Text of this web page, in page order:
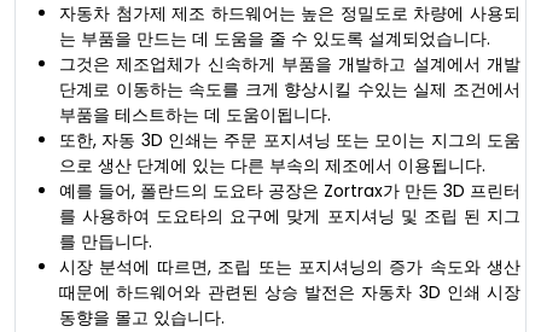
자동차 첨가제 제조 하드웨어는 높은 정밀도로 차량에 사용되
는 부품을 만드는 데 도움을 줄 수 있도록 설계되었습니다.
그것은 제조업체가 신속하게 부품을 개발하고 설계에서 개발
단계로 이동하는 속도를 크게 향상시킬 수있는 실제 조건에서
부품을 테스트하는 데 도움이됩니다.
또한, 자동 3D 인쇄는 주문 포지셔닝 또는 모이는 지그의 도움
으로 생산 단계에 있는 다른 부속의 제조에서 이용됩니다.
예를 들어, 폴란드의 도요타 공장은 Zortrax가 만든 3D 프린터
를 사용하여 도요타의 요구에 맞게 포지셔닝 및 조립 된 지그
를 만듭니다.
시장 분석에 따르면, 조립 또는 포지셔닝의 증가 속도와 생산
때문에 하드웨어와 관련된 상승 발전은 자동차 3D 인쇄 시장
동향을 몰고 있습니다.